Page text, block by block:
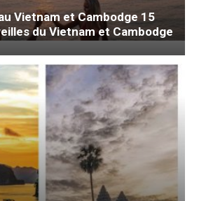
Vietnam et Cambodge 15
du Vietnam et Cambodge